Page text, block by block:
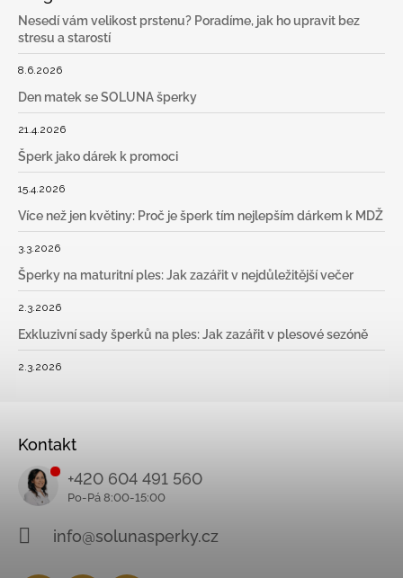
Nesedí vám velikost prstenu? Poradíme, jak ho upravit bez
stresu a starostí
8.6.2026
Den matek se SOLUNA šperky
21.4.2026
Šperk jako dárek k promoci
15.4.2026
Více než jen květiny: Proč je šperk tím nejlepším dárkem k MDŽ
3.3.2026
Šperky na maturitní ples: Jak zazářit v nejdůležitější večer
2.3.2026
Exkluzivní sady šperků na ples: Jak zazářit v plesové sezóně
2.3.2026
Kontakt
+420 604 491 560
info@solunasperky.cz